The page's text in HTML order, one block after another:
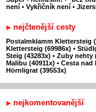
není • Vykřičník není •
nejčtenější cesty
Postalmklamm Klettersteig
Klettersteig (69986x) •
Steig (43283x) • Zuby nehty
Malibu (40911x) • Cesta nad
Hörnligrat (39553x)
nejkomentovanější